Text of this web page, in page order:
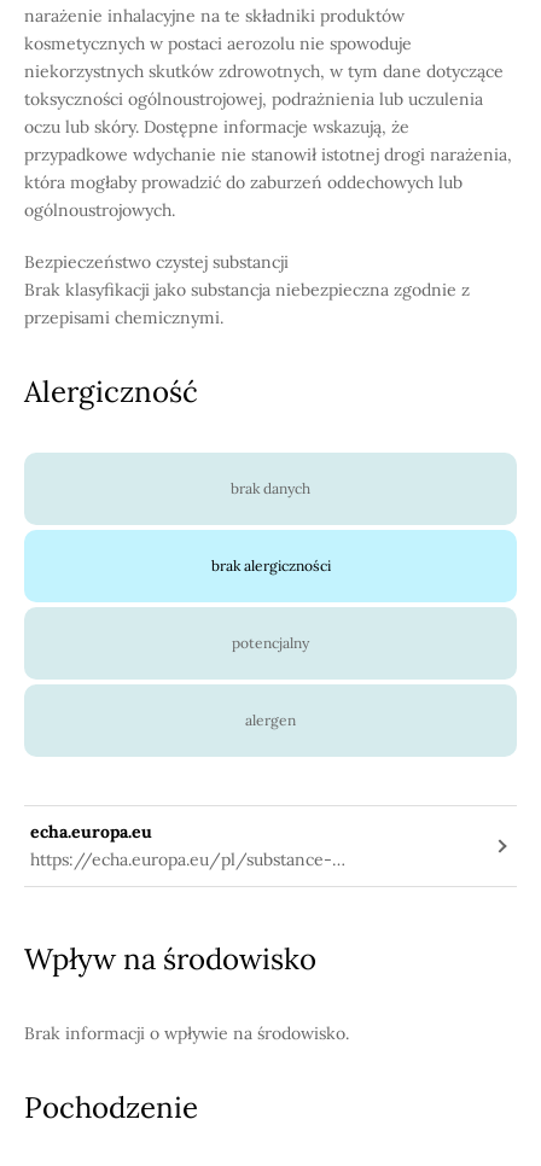
narażenie inhalacyjne na te składniki produktów
kosmetycznych w postaci aerozolu nie spowoduje
niekorzystnych skutków zdrowotnych, w tym dane dotyczące
toksyczności ogólnoustrojowej, podrażnienia lub uczulenia
oczu lub skóry. Dostępne informacje wskazują, że
przypadkowe wdychanie nie stanowił istotnej drogi narażenia,
która mogłaby prowadzić do zaburzeń oddechowych lub
ogólnoustrojowych.
Bezpieczeństwo czystej substancji
Brak klasyfikacji jako substancja niebezpieczna zgodnie z
przepisami chemicznymi.
Alergiczność
brak danych
brak alergiczności
potencjalny
alergen
echa.europa.eu
https://echa.europa.eu/pl/substance-
information/-/substanceinfo/100.018.615
Wpływ na środowisko
Brak informacji o wpływie na środowisko.
Pochodzenie